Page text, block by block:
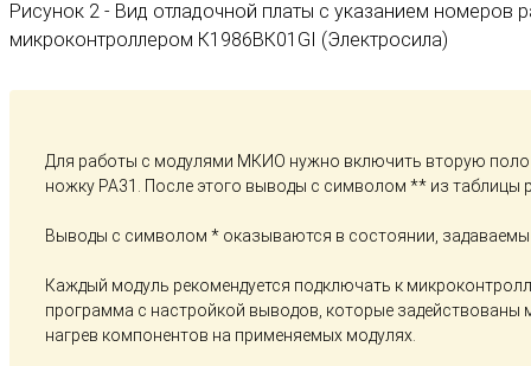
Рисунок 2 - Вид отладочной платы с указанием
микроконтроллером К1986ВК01GI (Электросила)
Для работы с модулями МКИО нужно включить вторую
ножку PA31. После этого выводы с символом ** из
Выводы с символом * оказываются в состоянии,
Каждый модуль рекомендуется подключать к
программа с настройкой выводов, которые
нагрев компонентов на применяемых модулях.